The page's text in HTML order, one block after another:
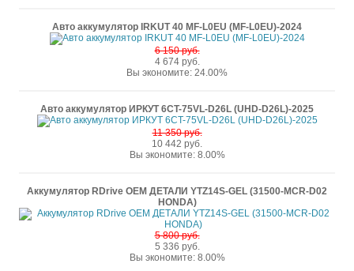
Авто аккумулятор IRKUT 40 MF-L0EU (MF-L0EU)-2024
6 150 руб.
4 674 руб.
Вы экономите: 24.00%
Авто аккумулятор ИРКУТ 6CT-75VL-D26L (UHD-D26L)-2025
11 350 руб.
10 442 руб.
Вы экономите: 8.00%
Аккумулятор RDrive OEM ДЕТАЛИ YTZ14S-GEL (31500-MCR-D02
HONDA)
5 800 руб.
5 336 руб.
Вы экономите: 8.00%